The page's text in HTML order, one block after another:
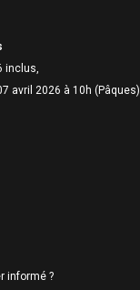
inclus,
avril 2026 à 10h (Pâques)
informé ?